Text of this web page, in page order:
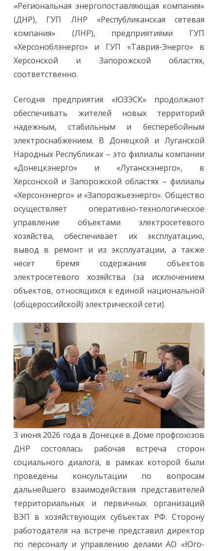
«Региональная энергопоставляющая компания»
(ДНР), ГУП ЛНР «Республиканская сетевая
компания» (ЛНР), предприятиями ГУП
«Херсоноблэнерго» и ГУП «Таврия-Энерго» в
Херсонской и Запорожской областях,
соответственно.
Сегодня предприятия «ЮЗЭСК» продолжают
обеспечивать жителей новых территорий
надежным, стабильным и бесперебойным
электроснабжением. В Донецкой и Луганской
Народных Республиках – это филиалы компании
«Донецкэнерго» и «Луганскэнерго», в
Херсонской и Запорожской областях – филиалы
«Херсонэнерго» и «Запорожьеэнерго». Общество
осуществляет оперативно-технологическое
управление объектами электросетевого
хозяйства, обеспечивает их эксплуатацию,
вывод в ремонт и из эксплуатации, а также
несет бремя содержания объектов
электросетевого хозяйства (за исключением
объектов, относящихся к единой национальной
(общероссийской) электрической сети).
3 июня 2026 года в Донецке в Доме профсоюзов
ДНР состоялась рабочая встреча сторон
социального диалога, в рамках которой были
проведены консультации по вопросам
дальнейшего взаимодействия представителей
территориальных и первичных организаций
ВЭП в хозяйствующих субъектах РФ. Сторону
работодателя на встрече представил директор
по персоналу и управлению делами АО «Юго-